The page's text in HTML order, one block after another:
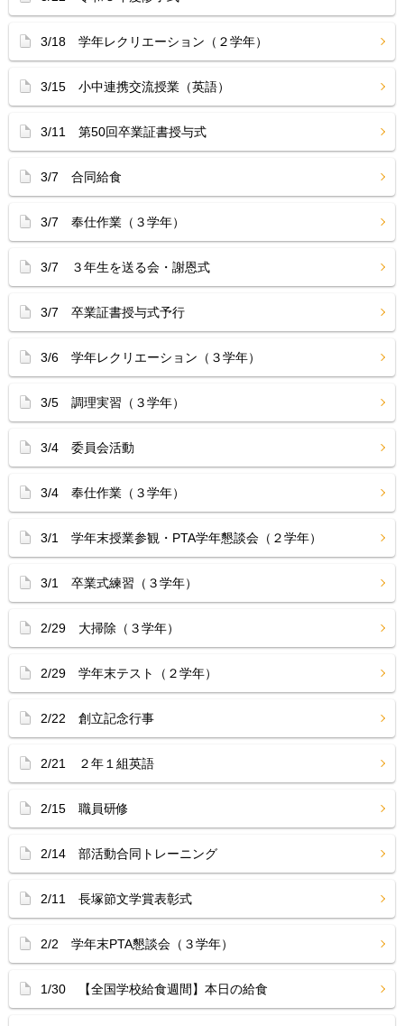
3/18 学年レクリエーション（２学年）
3/15 小中連携交流授業（英語）
3/11 第50回卒業証書授与式
3/7 合同給食
3/7 奉仕作業（３学年）
3/7 ３年生を送る会・謝恩式
3/7 卒業証書授与式予行
3/6 学年レクリエーション（３学年）
3/5 調理実習（３学年）
3/4 委員会活動
3/4 奉仕作業（３学年）
3/1 学年末授業参観・PTA学年懇談会（２学年）
3/1 卒業式練習（３学年）
2/29 大掃除（３学年）
2/29 学年末テスト（２学年）
2/22 創立記念行事
2/21 ２年１組英語
2/15 職員研修
2/14 部活動合同トレーニング
2/11 長塚節文学賞表彰式
2/2 学年末PTA懇談会（３学年）
1/30 【全国学校給食週間】本日の給食